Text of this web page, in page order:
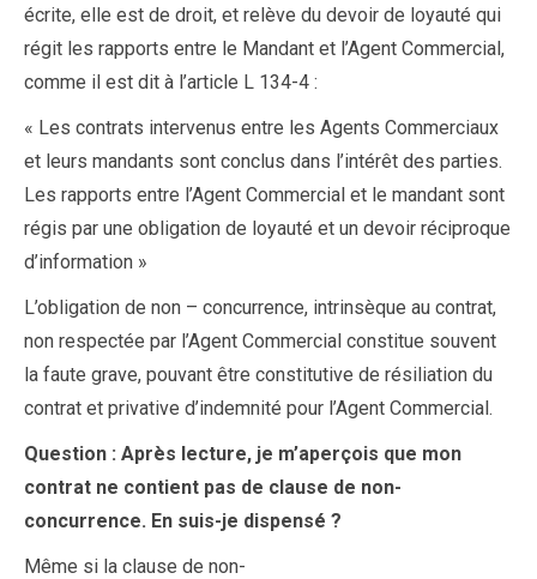
écrite, elle est de droit, et relève du devoir de loyauté qui
régit les rapports entre le Mandant et l’Agent Commercial,
comme il est dit à l’article L 134-4 :
« Les contrats intervenus entre les Agents Commerciaux
et leurs mandants sont conclus dans l’intérêt des parties.
Les rapports entre l’Agent Commercial et le mandant sont
régis par une obligation de loyauté et un devoir réciproque
d’information »
L’obligation de non – concurrence, intrinsèque au contrat,
non respectée par l’Agent Commercial constitue souvent
la faute grave, pouvant être constitutive de résiliation du
contrat et privative d’indemnité pour l’Agent Commercial.
Question : Après lecture, je m’aperçois que mon
contrat ne contient pas de clause de non-
concurrence. En suis-je dispensé ?
Même si la clause de non-